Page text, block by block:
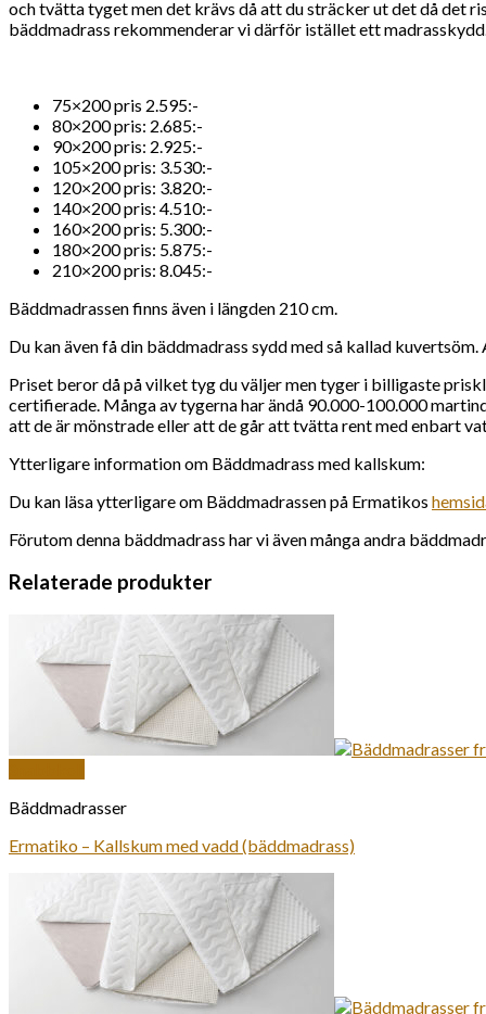
och tvätta tyget men det krävs då att du sträcker ut det då det
bäddmadrass rekommenderar vi därför istället ett
75×200 pris 2.595:-
80×200 pris: 2.685:-
90×200 pris: 2.925:-
105×200 pris: 3.530:-
120×200 pris: 3.820:-
140×200 pris: 4.510:-
160×200 pris: 5.300:-
180×200 pris: 5.875:-
210×200 pris: 8.045:-
Bäddmadrassen finns även i längden 210 cm.
Du kan även få din bäddmadrass sydd med så kallad
Priset beror då på vilket tyg du väljer men tyger i billigaste
certifierade. Många av tygerna har ändå 90.000-100.000
att de är mönstrade eller att de går att tvätta rent med enbart
Ytterligare information om Bäddmadrass med kallskum:
Du kan läsa ytterligare om Bäddmadrassen på Ermatikos
Förutom denna bäddmadrass har vi även många andra
Relaterade produkter
Bäddmadrasser
Ermatiko – Kallskum med vadd (bäddmadrass)